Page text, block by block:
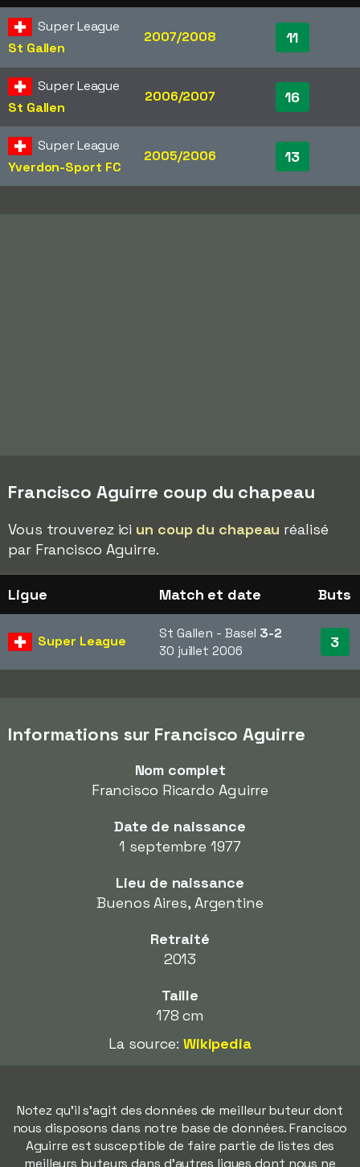
Super League
St Gallen
2007/2008 11
Super League
St Gallen
2006/2007 16
Super League
Yverdon-Sport FC
2005/2006 13
Francisco Aguirre coup du chapeau
Vous trouverez ici un coup du chapeau réalisé
par Francisco Aguirre.
Ligue Match et date Buts
Super League St Gallen - Basel 3-2
30 juillet 2006 3
Informations sur Francisco Aguirre
Nom complet
Francisco Ricardo Aguirre
Date de naissance
1 septembre 1977
Lieu de naissance
Buenos Aires, Argentine
Retraité
2013
Taille
178 cm
La source: Wikipedia
Notez qu'il s'agit des données de meilleur buteur dont
nous disposons dans notre base de données. Francisco
Aguirre est susceptible de faire partie de listes des
meilleurs buteurs dans d'autres ligues dont nous ne